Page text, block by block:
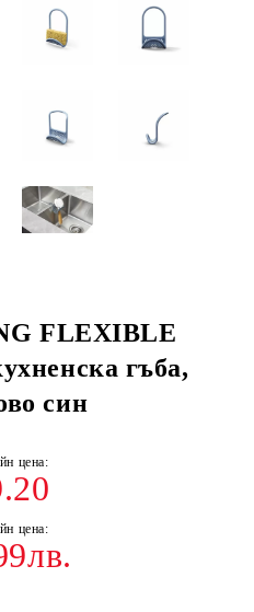
FLEXIBLE
гъба,
син